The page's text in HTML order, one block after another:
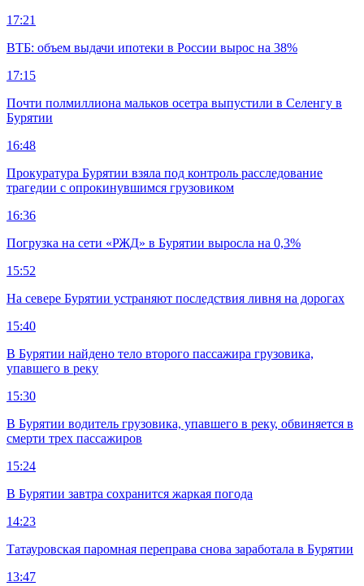
17:21
ВТБ: объем выдачи ипотеки в России вырос на 38%
17:15
Почти полмиллиона мальков осетра выпустили в Селенгу в
Бурятии
16:48
Прокуратура Бурятии взяла под контроль расследование
трагедии с опрокинувшимся грузовиком
16:36
Погрузка на сети «РЖД» в Бурятии выросла на 0,3%
15:52
На севере Бурятии устраняют последствия ливня на дорогах
15:40
В Бурятии найдено тело второго пассажира грузовика,
упавшего в реку
15:30
В Бурятии водитель грузовика, упавшего в реку, обвиняется в
смерти трех пассажиров
15:24
В Бурятии завтра сохранится жаркая погода
14:23
Татауровская паромная переправа снова заработала в Бурятии
13:47